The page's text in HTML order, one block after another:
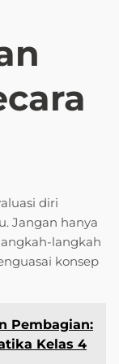
diri
Jangan hanya
langkah
konsep
Pembagian:
Kelas 4